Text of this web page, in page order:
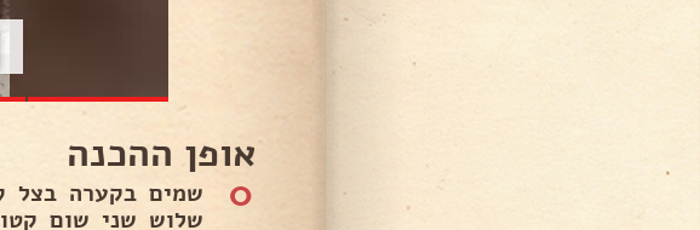
אופן ההכנה
0
שמים בקערה בצל